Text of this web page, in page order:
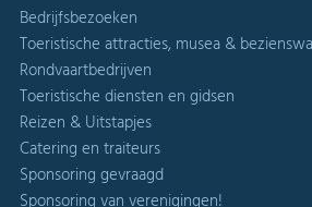
Bedrijfsbezoeken
Toeristische attracties, musea &
Rondvaartbedrijven
Toeristische diensten en gidsen
Reizen & Uitstapjes
Catering en traiteurs
Sponsoring gevraagd
Sponsoring van verenigingen!